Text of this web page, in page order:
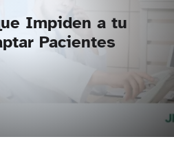
Impiden a tu
Pacientes